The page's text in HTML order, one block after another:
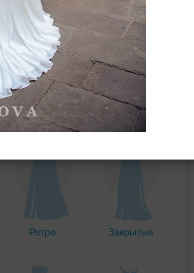
Принцесса Бальное
Ретро Закрытые